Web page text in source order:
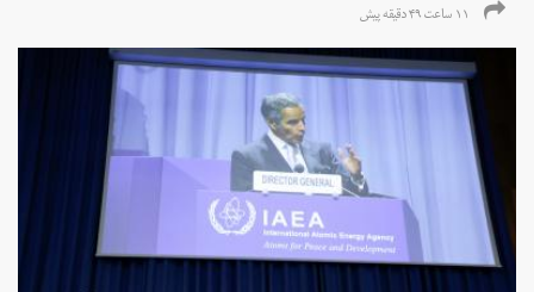
۱۱ ساعت ۴۹ دقیقه پیش